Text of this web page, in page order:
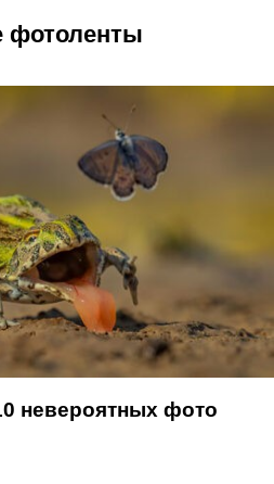
фотоленты
невероятных фото